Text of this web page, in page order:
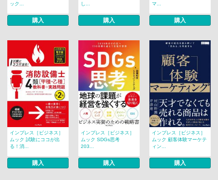
ック...
購入
し...
購入
マ...
購入
インプレス［ビジネス］
ムック 試験にココが出
る！消...
購入
インプレス［ビジネス］
ムック SDGs思考
203...
購入
インプレス［ビジネス］
ムック 顧客体験マーケテ
ィン...
購入